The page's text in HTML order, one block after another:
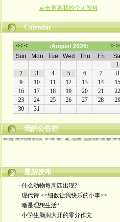
点击查看我的个人资料
Calendar
我的公告栏
欢迎来到我的文学博客! 走过路过的朋友都来
最新发布
· 什么动物每周四出现?
· 现代诗 <<细数让我快乐的小事>>
· 啥是理想生活?
· 小学生脑洞大开的零分作文